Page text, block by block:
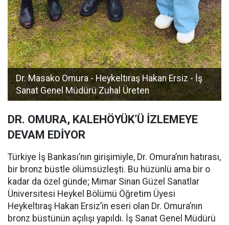
Dr. Masako Omura - Heykeltıraş Hakan Ersiz - İş
Sanat Genel Müdürü Zuhal Üreten
DR. OMURA, KALEHÖYÜK’Ü İZLEMEYE
DEVAM EDİYOR
Türkiye İş Bankası’nın girişimiyle, Dr. Omura’nın hatırası,
bir bronz büstle ölümsüzleşti. Bu hüzünlü ama bir o
kadar da özel günde; Mimar Sinan Güzel Sanatlar
Üniversitesi Heykel Bölümü Öğretim Üyesi
Heykeltıraş Hakan Ersiz’in eseri olan Dr. Omura’nın
bronz büstünün açılışı yapıldı. İş Sanat Genel Müdürü